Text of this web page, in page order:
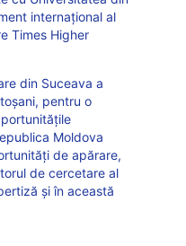
internațional al
Times Higher
din Suceava a
pentru o
Moldova
de apărare,
de cercetare al
și în această